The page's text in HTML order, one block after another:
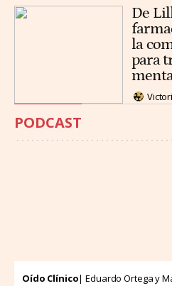
De
la
para
PODCAST
Oído Clínico| Eduardo Ortega y